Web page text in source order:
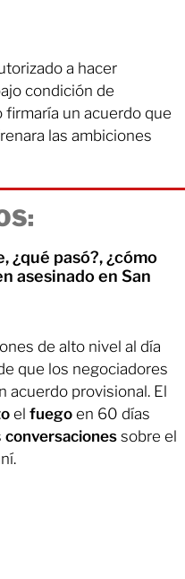
a hacer
condición de
un acuerdo que
las ambiciones
¿qué pasó?, ¿cómo
asesinado en San
de alto nivel al día
que los negociadores
acuerdo provisional. El
el fuego en 60 días
conversaciones sobre el